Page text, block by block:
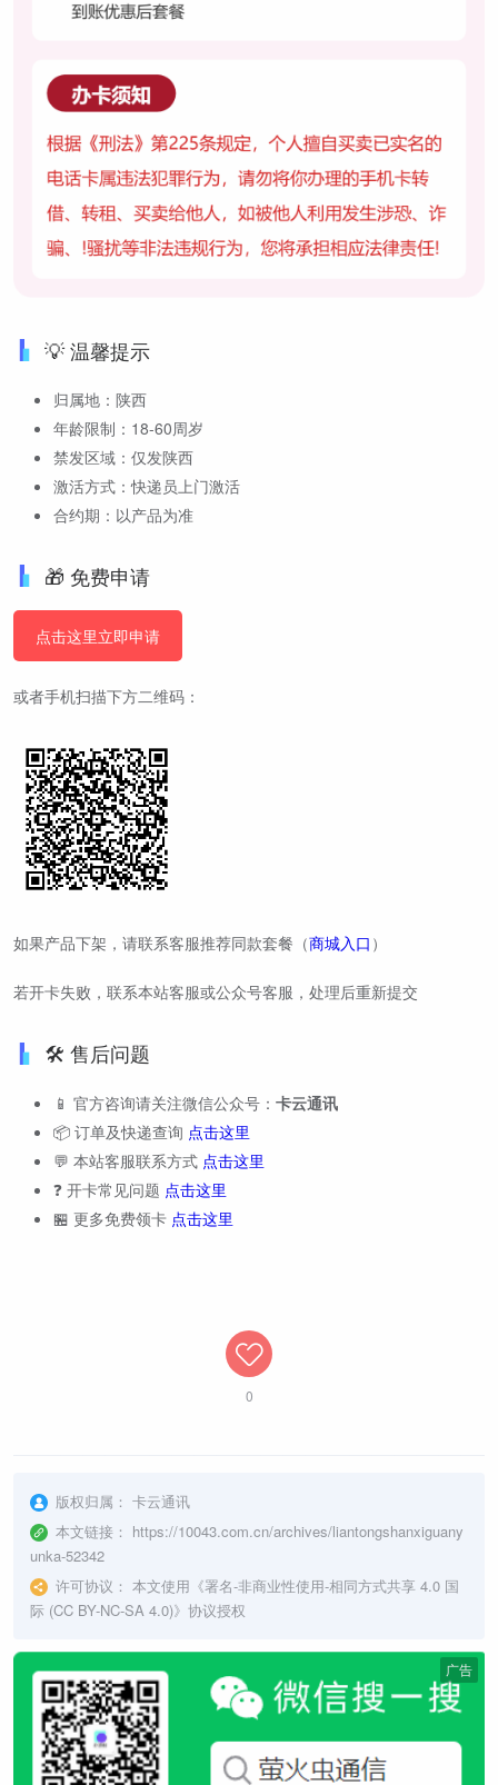
💡 温馨提示
归属地：陕西
年龄限制：18-60周岁
禁发区域：仅发陕西
激活方式：快递员上门激活
合约期：以产品为准
🎁 免费申请
点击这里立即申请
或者手机扫描下方二维码：
如果产品下架，请联系客服推荐同款套餐（商城入口 ）
若开卡失败，联系本站客服或公众号客服，处理后重新提交
🛠️ 售后问题
📱 官方咨询请关注微信公众号： 卡云通讯
📦 订单及快递查询 点击这里
💬 本站客服联系方式 点击这里
❓ 开卡常见问题 点击这里
🏪 更多免费领卡 点击这里
0
版权归属： 卡云通讯
本文链接： https://10043.com.cn/archives/liantongshanxiguany
unka-52342
许可协议： 本文使用《署名-非商业性使用-相同方式共享 4.0 国
际 (CC BY-NC-SA 4.0)》协议授权
广告